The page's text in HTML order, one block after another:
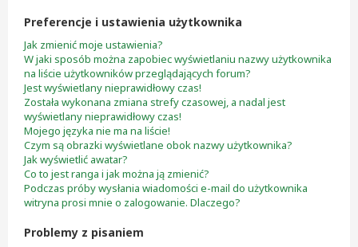
Preferencje i ustawienia użytkownika
Jak zmienić moje ustawienia?
W jaki sposób można zapobiec wyświetlaniu nazwy użytkownika
na liście użytkowników przeglądających forum?
Jest wyświetlany nieprawidłowy czas!
Została wykonana zmiana strefy czasowej, a nadal jest
wyświetlany nieprawidłowy czas!
Mojego języka nie ma na liście!
Czym są obrazki wyświetlane obok nazwy użytkownika?
Jak wyświetlić awatar?
Co to jest ranga i jak można ją zmienić?
Podczas próby wysłania wiadomości e-mail do użytkownika
witryna prosi mnie o zalogowanie. Dlaczego?
Problemy z pisaniem